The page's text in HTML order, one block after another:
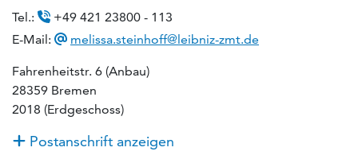
Tel.:
+49 421 23800 - 113
E-Mail:
melissa.steinhoff@leibniz-zmt.de
Fahrenheitstr. 6 (Anbau)
28359 Bremen
2018 (Erdgeschoss)
Postanschrift anzeigen